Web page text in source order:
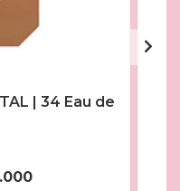
| 34 Eau de